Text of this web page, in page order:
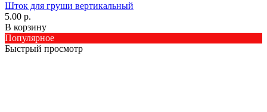
Шток для груши вертикальный
5.00 р.
В корзину
Популярное
Быстрый просмотр